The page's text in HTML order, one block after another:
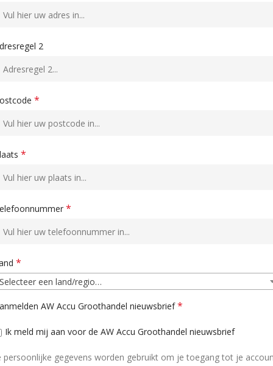
2
*
*
*
*
Selecteer een land/regio…
AW Accu Groothandel nieuwsbrief*
Ik meld mij aan voor de AW Accu Groothandel nieuwsbrief
persoonlijke gegevens worden gebruikt om je toegang tot je